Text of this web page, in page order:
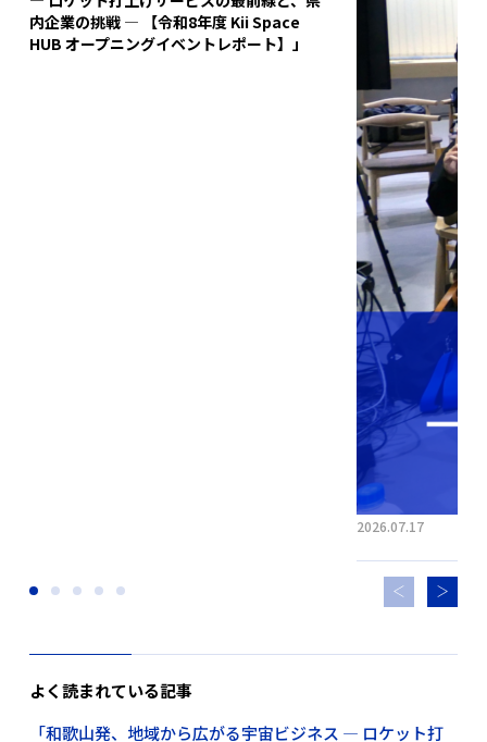
内企業の挑戦 ― 【令和8年度 Kii Space
HUB オープニングイベントレポート】」
2026.07.17
よく読まれている記事
「和歌山発、地域から広がる宇宙ビジネス ― ロケット打